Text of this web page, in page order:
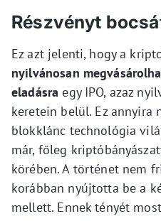
Részvényt
Ez azt jelenti, hogy a
nyilvánosan
eladásra egy IPO, azaz
keretein belül. Ez annyira
blokklánc technológia
már, főleg
körében. A történet nem
korábban nyújtotta be a
mellett. Ennek tényét